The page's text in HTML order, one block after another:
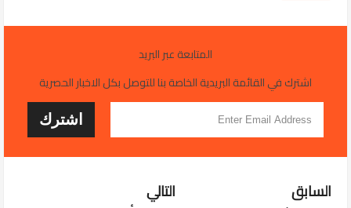
المتابعة عبر البريد
اشترك في القائمة البريدية الخاصة بنا للتوصل بكل الاخبار الحصرية
التالي السابق